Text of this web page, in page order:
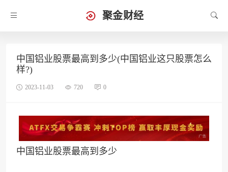
聚金财经
中国铝业股票最高到多少(中国铝业这只股票怎么
样?)
2023-11-03 720 0
中国铝业股票最高到多少